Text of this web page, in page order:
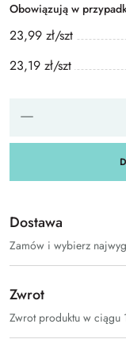
Obowiązują w
23,99 zł/szt
23,19 zł/szt
Dostawa
Zamów i wybierz
Zwrot
Zwrot produktu w ciągu